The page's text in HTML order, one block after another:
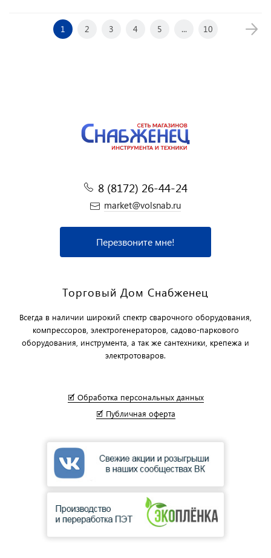
1 2 3 4 5 ... 10
8 (8172) 26-44-24
market@volsnab.ru
Перезвоните мне!
Торговый Дом Снабженец
Всегда в наличии широкий спектр сварочного оборудования,
компрессоров, электрогенераторов, садово-паркового
оборудования, инструмента, а так же сантехники, крепежа и
электротоваров.
🗹 Обработка персональных данных
🗹 Публичная оферта